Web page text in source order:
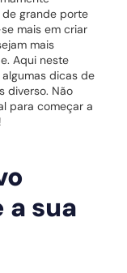
de grande porte
mais em criar
mais
Aqui neste
dicas de
diverso. Não
para começar a
a sua